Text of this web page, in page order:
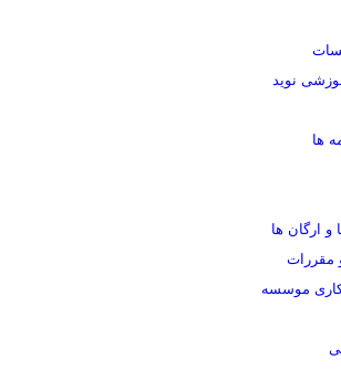
نوید
ها
ارگان ها
مقررات
موسسه